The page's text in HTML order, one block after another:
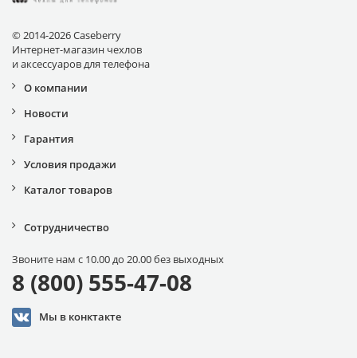
© 2014-2026 Caseberry
Интернет-магазин чехлов
и аксессуаров для телефона
О компании
Новости
Гарантия
Условия продажи
Каталог товаров
Сотрудничество
Звоните нам с 10.00 до 20.00 без выходных
8 (800) 555-47-08
Мы в конктакте